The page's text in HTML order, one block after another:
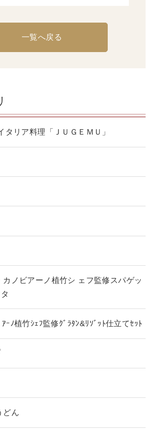
タリア料理「ＪＵＧＥＭＵ」
カノビアーノ植竹シ ェフ監修スパゲッ
ｱｰﾉ植竹ｼｪﾌ監修ｸﾞﾗﾀﾝ&ﾘｿﾞｯﾄ仕立てｾｯﾄ
どん
一覧へ戻る